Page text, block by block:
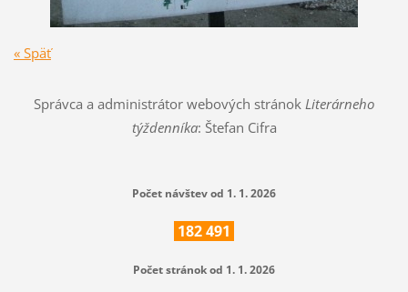
« Späť
Správca a administrátor webových stránok Literárneho
týždenníka: Štefan Cifra
Počet návštev od 1. 1. 2026
182491
Počet stránok od 1. 1. 2026